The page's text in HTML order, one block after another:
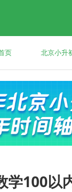
页 北京小升
学100以